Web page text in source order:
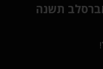
תשנה